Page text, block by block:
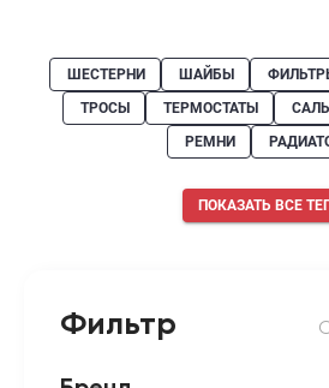
ШЕСТЕРНИ ШАЙБЫ
ТРОСЫ
ТЕРМОСТАТЫ
РЕМНИ
ПОКАЗАТЬ ВСЕ
Фильтр